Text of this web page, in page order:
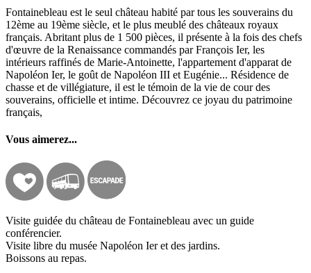
Fontainebleau est le seul château habité par tous les souverains du
12ème au 19ème siècle, et le plus meublé des châteaux royaux
français. Abritant plus de 1 500 pièces, il présente à la fois des chefs
d'œuvre de la Renaissance commandés par François Ier, les
intérieurs raffinés de Marie-Antoinette, l'appartement d'apparat de
Napoléon Ier, le goût de Napoléon III et Eugénie... Résidence de
chasse et de villégiature, il est le témoin de la vie de cour des
souverains, officielle et intime. Découvrez ce joyau du patrimoine
français,
Vous aimerez...
Visite guidée du château de Fontainebleau avec un guide
conférencier.
Visite libre du musée Napoléon Ier et des jardins.
Boissons au repas.